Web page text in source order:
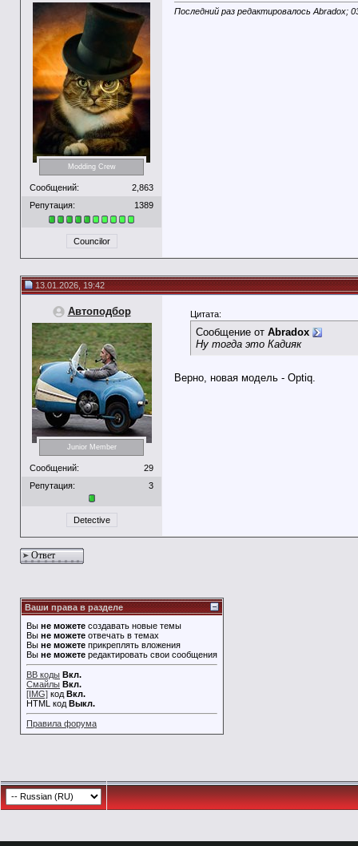
Modding Crew
Сообщений:
2,863
Репутация:
1389
Councilor
Последний раз редактировалось Abradox;
13.01.2026, 19:42
Автоподбор
Junior Member
Сообщений:
29
Репутация:
3
Detective
Цитата:
Сообщение от Abradox
Ну тогда это Кадияк
Верно, новая модель - Optiq.
Ответ
Ваши права в разделе
Вы не можете создавать новые темы
Вы не можете отвечать в темах
Вы не можете прикреплять вложения
Вы не можете редактировать свои сообщения
BB коды Вкл.
Смайлы Вкл.
[IMG] код Вкл.
HTML код Выкл.
Правила форума